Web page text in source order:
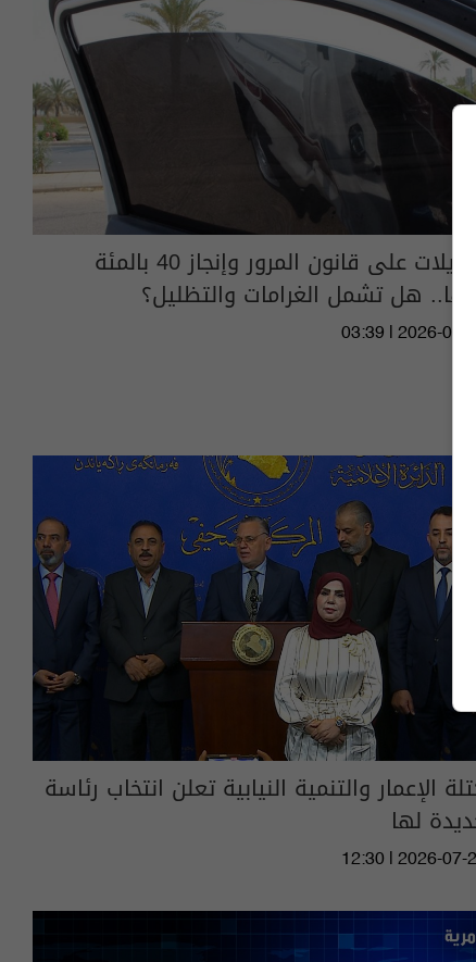
تعديلات على قانون المرور وإنجاز 40 بالمئة
منها.. هل تشمل الغرامات والتظليل؟
03:39 | 2026-07-
الإعمار والتنمية النيابية تعلن انتخاب رئاسة
لها
12:30 | 2026-07-